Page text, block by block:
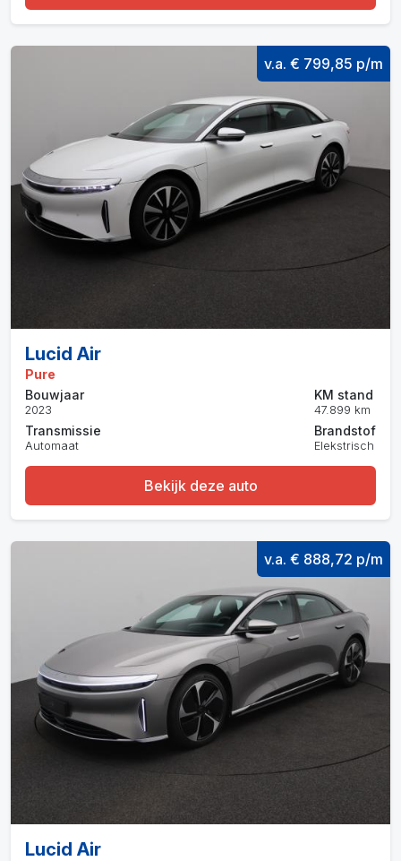
v.a. € 799,85 p/m
Lucid Air
Pure
Bouwjaar
2023
Transmissie
Automaat
KM stand
47.899 km
Brandstof
Elekstrisch
Bekijk deze auto
v.a. € 888,72 p/m
Lucid Air